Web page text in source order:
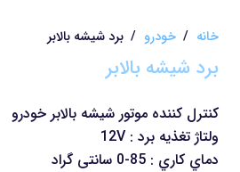
خانه / خودرو / برد شیشه بالابر
برد شیشه بالابر
کنترل کننده موتور شیشه بالابر خودرو
ولتاژ تغذیه برد : 12V
دماي کاري : 85-0 سانتی گراد